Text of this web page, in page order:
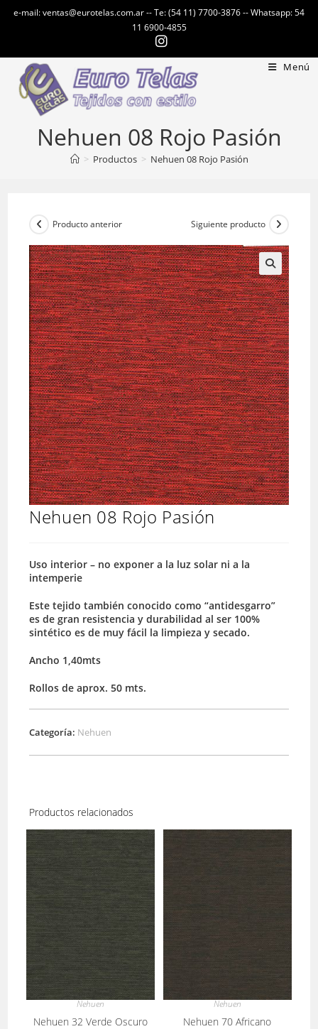
e-mail: ventas@eurotelas.com.ar -- Te: (54 11) 7700-3876 -- Whatsapp: 54
11 6900-4855
Menú
Nehuen 08 Rojo Pasión
> Productos > Nehuen 08 Rojo Pasión
Producto anterior Siguiente producto
Nehuen 08 Rojo Pasión
Uso interior – no exponer a la luz solar ni a la
intemperie
Este tejido también conocido como “antidesgarro”
es de gran resistencia y durabilidad al ser 100%
sintético es de muy fácil la limpieza y secado.
Ancho 1,40mts
Rollos de aprox. 50 mts.
Categoría: Nehuen
Productos relacionados
Nehuen
Nehuen 32 Verde Oscuro
Nehuen
Nehuen 70 Africano